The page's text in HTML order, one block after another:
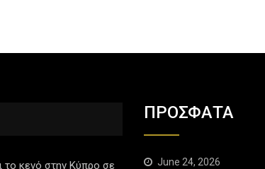
το κενό στην Κύπρο σε
ΠΡΟΣΦΑΤΑ
June 24, 2026